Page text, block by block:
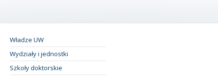
Władze UW
Wydziały i jednostki
Szkoły doktorskie